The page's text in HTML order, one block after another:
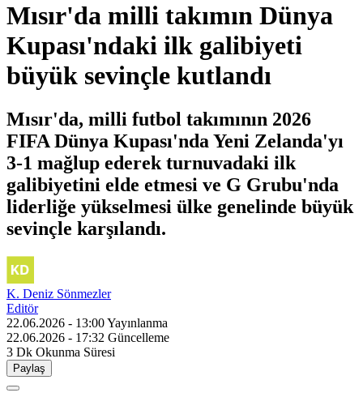
Mısır'da milli takımın Dünya
Kupası'ndaki ilk galibiyeti
büyük sevinçle kutlandı
Mısır'da, milli futbol takımının 2026
FIFA Dünya Kupası'nda Yeni Zelanda'yı
3-1 mağlup ederek turnuvadaki ilk
galibiyetini elde etmesi ve G Grubu'nda
liderliğe yükselmesi ülke genelinde büyük
sevinçle karşılandı.
K. Deniz Sönmezler
Editör
22.06.2026 - 13:00Yayınlanma
22.06.2026 - 17:32 Güncelleme
3 Dk Okunma Süresi
Paylaş